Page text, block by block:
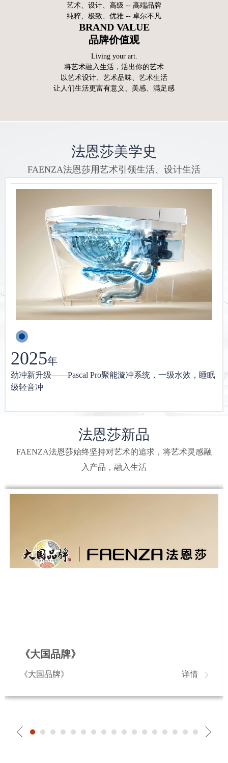
艺术、设计、高级 -- 高端品牌
纯粹、极致、优雅 -- 卓尔不凡
BRAND VALUE
品牌价值观
Living your art.
将艺术融入生活，活出你的艺术
以艺术设计、艺术品味、艺术生活
让人们生活更富有意义、美感、满足感
法恩莎美学史
FAENZA法恩莎用艺术引领生活、设计生活
2025年
劲冲新升级——Pascal Pro聚能漩冲系统，一级水效，睡眠
级轻音冲
法恩莎新品
FAENZA法恩莎始终坚持对艺术的追求，将艺术灵感融
入产品，融入生活
《大国品牌》
《大国品牌》 详情